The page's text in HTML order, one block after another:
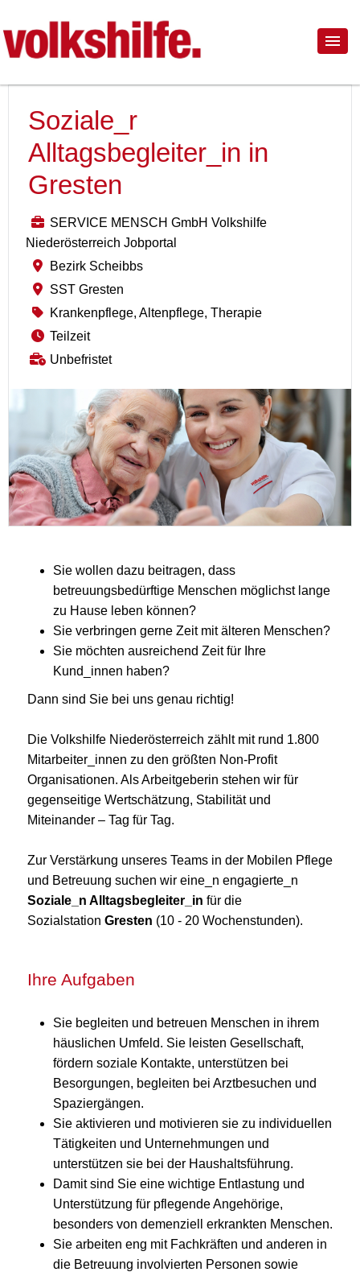
Soziale_r
Alltagsbegleiter_in in
Gresten
SERVICE MENSCH GmbH Volkshilfe
Niederösterreich Jobportal
Bezirk Scheibbs
SST Gresten
Krankenpflege, Altenpflege, Therapie
Teilzeit
Unbefristet
Sie wollen dazu beitragen, dass
betreuungsbedürftige Menschen möglichst lange
zu Hause leben können?
Sie verbringen gerne Zeit mit älteren Menschen?
Sie möchten ausreichend Zeit für Ihre
Kund_innen haben?
Dann sind Sie bei uns genau richtig!
Die Volkshilfe Niederösterreich zählt mit rund 1.800
Mitarbeiter_innen zu den größten Non-Profit
Organisationen. Als Arbeitgeberin stehen wir für
gegenseitige Wertschätzung, Stabilität und
Miteinander – Tag für Tag.
Zur Verstärkung unseres Teams in der Mobilen Pflege
und Betreuung suchen wir eine_n engagierte_n
Soziale_n Alltagsbegleiter_in für die
Sozialstation Gresten (10 - 20 Wochenstunden).
Ihre Aufgaben
Sie begleiten und betreuen Menschen in ihrem
häuslichen Umfeld. Sie leisten Gesellschaft,
fördern soziale Kontakte, unterstützen bei
Besorgungen, begleiten bei Arztbesuchen und
Spaziergängen.
Sie aktivieren und motivieren sie zu individuellen
Tätigkeiten und Unternehmungen und
unterstützen sie bei der Haushaltsführung.
Damit sind Sie eine wichtige Entlastung und
Unterstützung für pflegende Angehörige,
besonders von demenziell erkrankten Menschen.
Sie arbeiten eng mit Fachkräften und anderen in
die Betreuung involvierten Personen sowie